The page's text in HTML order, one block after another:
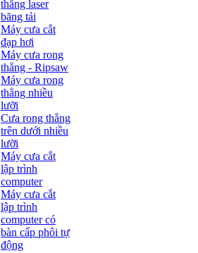
thẳng laser
băng tải
Máy cưa cắt
đạp hơi
Máy cưa rong
thẳng - Ripsaw
Máy cưa rong
thẳng nhiều
lưỡi
Cưa rong thẳng
trên dưới nhiều
lưỡi
Máy cưa cắt
lập trình
computer
Máy cưa cắt
lập trình
computer có
bàn cấp phôi tự
động